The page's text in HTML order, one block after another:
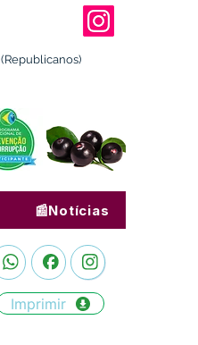
(Republicanos)
📰Notícias
Imprimir